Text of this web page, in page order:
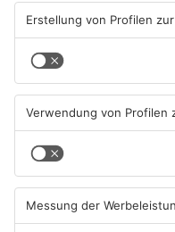
02.08.2026, 08:29 UHR IN SPORT